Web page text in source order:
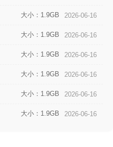
大小：1.9GB 2026-06-16
大小：1.9GB 2026-06-16
大小：1.9GB 2026-06-16
大小：1.9GB 2026-06-16
大小：1.9GB 2026-06-16
大小：1.9GB 2026-06-16